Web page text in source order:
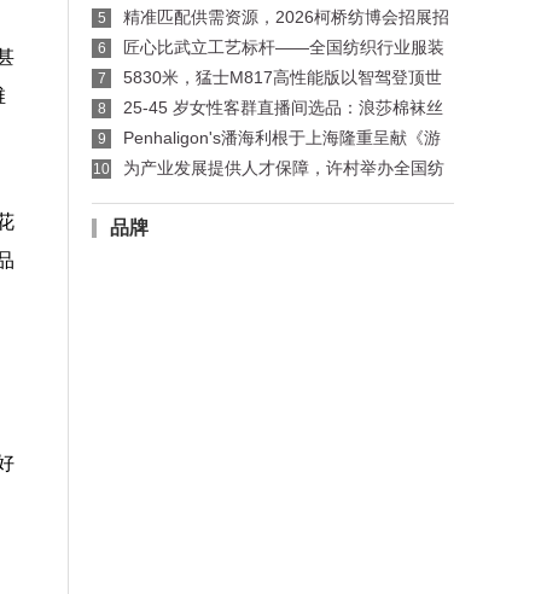
——纺织行业服装制版师/缝纫工（服装制作工）
职业技能竞赛许村选拔赛圆满收官！
5
精准匹配供需资源，2026柯桥纺博会招展招
商对接会即将举行！
6
匠心比武立工艺标杆——全国纺织行业服装
制版师、缝纫工技能竞赛许村选拔赛开赛
7
5830米，猛士M817高性能版以智驾登顶世
界公路之巅
8
25-45 岁女性客群直播间选品：浪莎棉袜丝
袜适配指南
9
Penhaligon's潘海利根于上海隆重呈献《游
弋之地：伦敦名流录》主题展览 致敬肖像兽首系
10
为产业发展提供人才保障，许村举办全国纺
品牌